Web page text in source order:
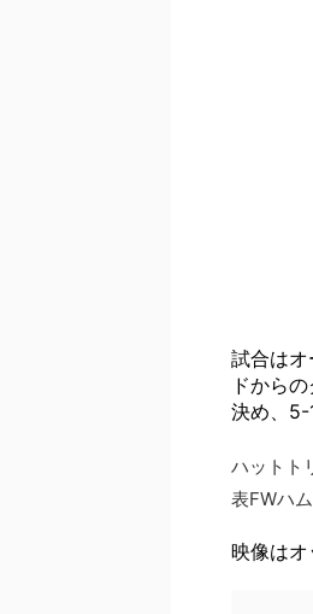
試合は
ドから
決め、5-
ハットト
表FWハ
映像はオ